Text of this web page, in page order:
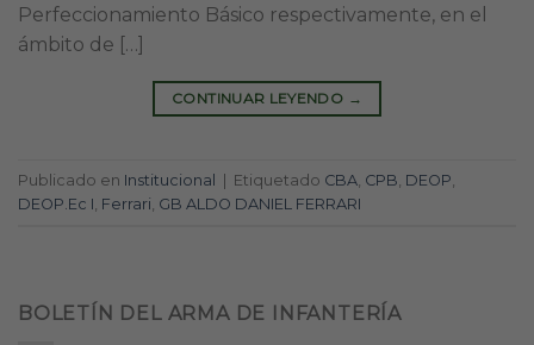
Perfeccionamiento Básico respectivamente, en el
ámbito de […]
CONTINUAR LEYENDO →
Publicado en Institucional Etiquetado CBA CPB DEOP
DEOP.Ec I Ferrari GB ALDO DANIEL FERRARI
BOLETÍN DEL ARMA DE INFANTERÍA